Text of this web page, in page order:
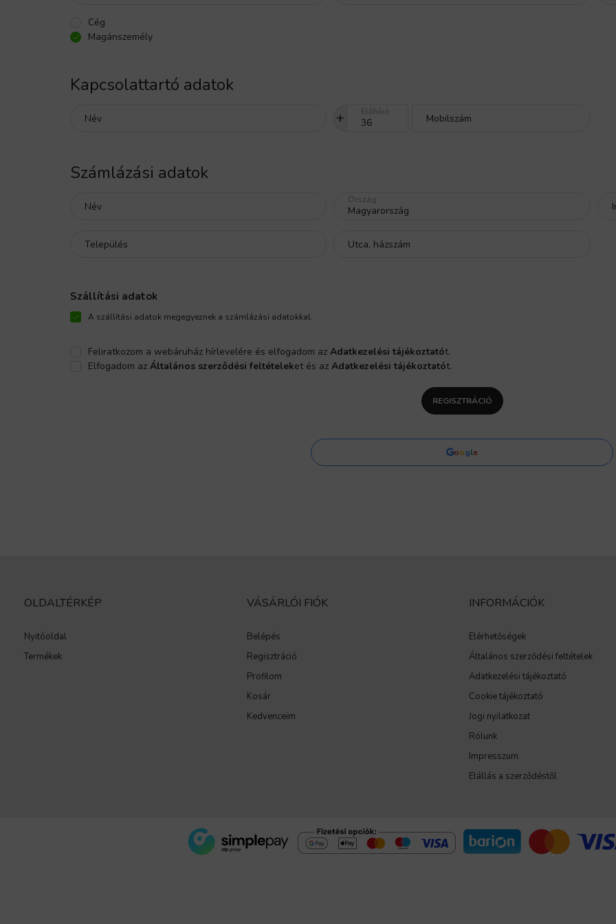
Cég
Magánszemély
Kapcsolattartó adatok
Név + Előhívó
Mobilszám
Számlázási adatok
Név
Ország
Település Utca, házszám
Szállítási adatok
A szállítási adatok megegyeznek a számlázási adatokkal.
Feliratkozom a webáruház hírlevelére és elfogadom az Adatkezelési tájékoztatót.
Elfogadom az Általános szerződési feltételeket és az Adatkezelési tájékoztatót.
REGISZTRÁCIÓ
oogle
OLDALTÉRKÉP
Nyitóoldal
Termékek
VÁSÁRLÓI FIÓK
Belépés
Regisztráció
Profilom
Kosár
Kedvenceim
INFORMÁCIÓK
Elérhetőségek
Általános szerződési feltételek
Adatkezelési tájékoztató
Cookie tájékoztató
Jogi nyilatkozat
Rólunk
Impresszum
Elállás a szerződéstől